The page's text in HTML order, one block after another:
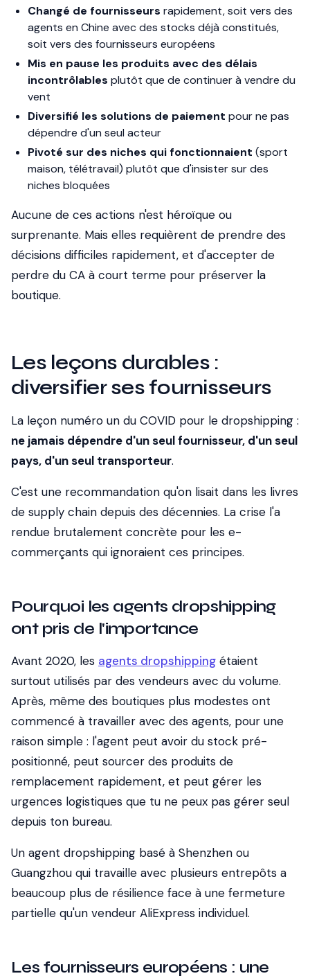
Changé de fournisseurs rapidement, soit vers des
agents en Chine avec des stocks déjà constitués,
soit vers des fournisseurs européens
Mis en pause les produits avec des délais
incontrôlables plutôt que de continuer à vendre du
vent
Diversifié les solutions de paiement pour ne pas
dépendre d'un seul acteur
Pivoté sur des niches qui fonctionnaient (sport
maison, télétravail) plutôt que d'insister sur des
niches bloquées
Aucune de ces actions n'est héroïque ou
surprenante. Mais elles requièrent de prendre des
décisions difficiles rapidement, et d'accepter de
perdre du CA à court terme pour préserver la
boutique.
Les leçons durables :
diversifier ses fournisseurs
La leçon numéro un du COVID pour le dropshipping :
ne jamais dépendre d'un seul fournisseur, d'un seul
pays, d'un seul transporteur.
C'est une recommandation qu'on lisait dans les livres
de supply chain depuis des décennies. La crise l'a
rendue brutalement concrète pour les e-
commerçants qui ignoraient ces principes.
Pourquoi les agents dropshipping
ont pris de l'importance
Avant 2020, les agents dropshipping étaient
surtout utilisés par des vendeurs avec du volume.
Après, même des boutiques plus modestes ont
commencé à travailler avec des agents, pour une
raison simple : l'agent peut avoir du stock pré-
positionné, peut sourcer des produits de
remplacement rapidement, et peut gérer les
urgences logistiques que tu ne peux pas gérer seul
depuis ton bureau.
Un agent dropshipping basé à Shenzhen ou
Guangzhou qui travaille avec plusieurs entrepôts a
beaucoup plus de résilience face à une fermeture
partielle qu'un vendeur AliExpress individuel.
Les fournisseurs européens : une